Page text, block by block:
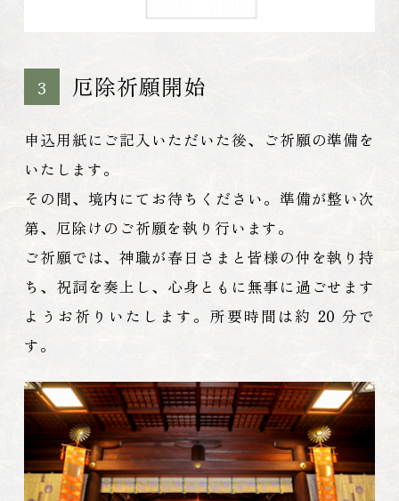
3 厄除祈願開始
申込用紙にご記入いただいた後、ご祈願の準備を
いたします。
その間、境内にてお待ちください。準備が整い次
第、厄除けのご祈願を執り行います。
ご祈願では、神職が春日さまと皆様の仲を執り持
ち、祝詞を奏上し、心身ともに無事に過ごせます
ようお祈りいたします。所要時間は約 20 分で
す。